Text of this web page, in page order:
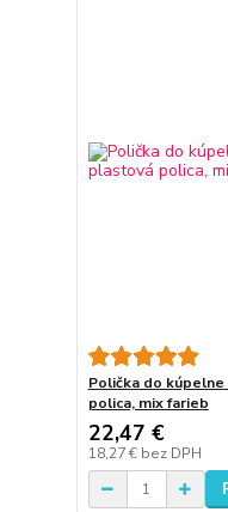
Polička do
polica, mix farieb
22,47 €
18,27 € bez DPH